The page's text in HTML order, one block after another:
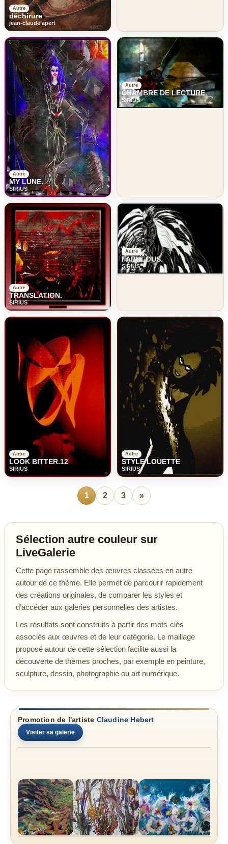
Autre
déchirure
jean-claude apert
Autre
MY LUNE.
SIRIUS
Autre
CHAMBRE DE LECTURE.
SIRIUS
Autre
TRANSLATION.
SIRIUS
Autre
FABULOUS.
SIRIUS
Autre
LOOK BITTER.12
SIRIUS
Autre
STYLE LOUETTE
SIRIUS
1 2 3 »
Sélection autre couleur sur
LiveGalerie
Cette page rassemble des œuvres classées en autre
autour de ce thème. Elle permet de parcourir rapidement
des créations originales, de comparer les styles et
d’accéder aux galeries personnelles des artistes.
Les résultats sont construits à partir des mots-clés
associés aux œuvres et de leur catégorie. Le maillage
proposé autour de cette sélection facilite aussi la
découverte de thèmes proches, par exemple en peinture,
sculpture, dessin, photographie ou art numérique.
Promotion de l'artiste Claudine Hebert
Visiter sa galerie